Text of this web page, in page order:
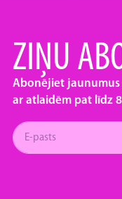
ZIŅU
Abonējiet jaunumus
ar atlaidēm pat līdz